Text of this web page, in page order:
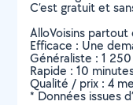
C’est gratuit et
AlloVoisins
Efficace : Une
Généraliste : 1
Rapide : 10
Qualité / prix : 4
* Données issues